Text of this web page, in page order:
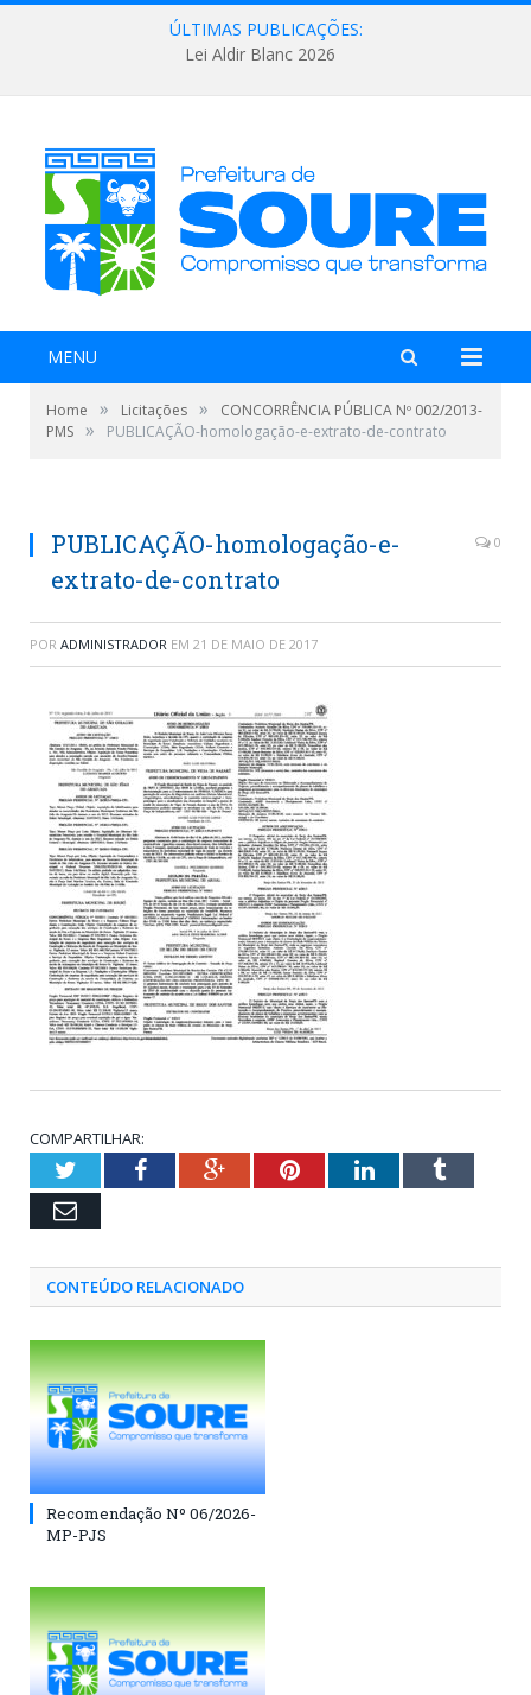
ÚLTIMAS PUBLICAÇÕES:
Lei Aldir Blanc 2026
MENU
Home » Licitações »
CONCORRÊNCIA PÚBLICA Nº 002/2013-
PMS » PUBLICAÇÃO-homologação-e-extrato-de-contrato
PUBLICAÇÃO-homologação-e-
extrato-de-contrato
0
POR ADMINISTRADOR EM 21 DE MAIO DE 2017
COMPARTILHAR:
TwitterFacebookGoogle+PinterestLinkedInTumblr
Email
CONTEÚDO RELACIONADO
Recomendação Nº 06/2026-
MP-PJS